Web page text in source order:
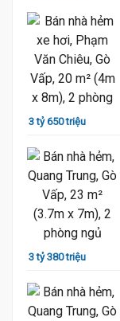
3 tỷ 650 triệu
3 tỷ 380 triệu